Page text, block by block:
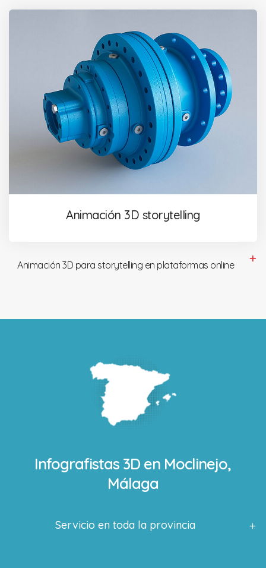
Animación 3D storytelling
Animación 3D para storytelling en plataformas online
Infografistas 3D en Moclinejo,
Málaga
Servicio en toda la provincia